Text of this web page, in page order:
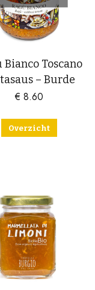
Bianco Toscano
– Burde
€ 8.60
Overzicht